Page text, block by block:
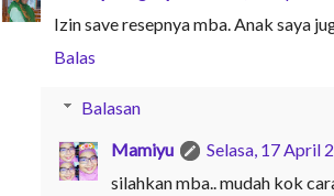
Izin save resepnya mba. Anak saya
Balas
Balasan
Mamiyu
Selasa, 17 April
silahkan mba.. mudah kok